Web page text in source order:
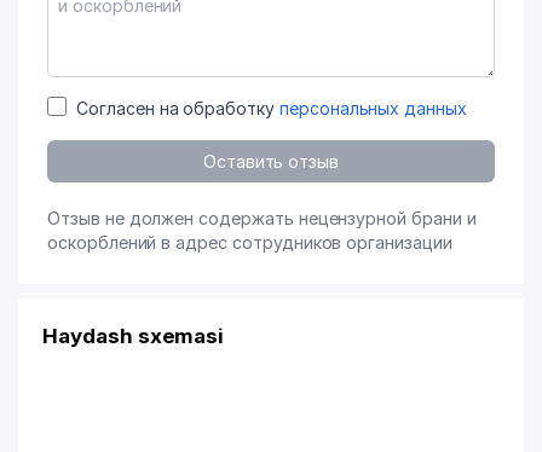
Согласен на обработку персональных данных
Оставить отзыв
Отзыв не должен содержать нецензурной брани и
оскорблений в адрес сотрудников организации
Haydash sxemasi